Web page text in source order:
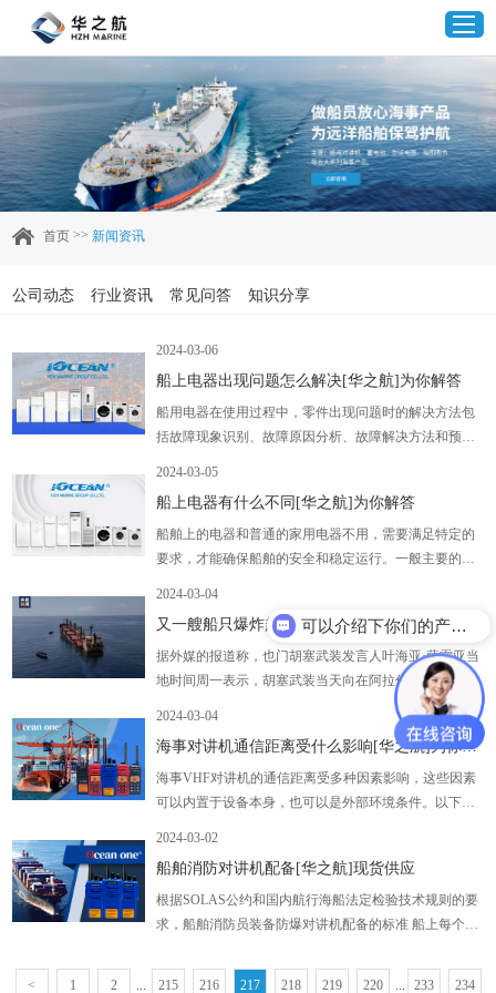
首页
产品中心
新闻资讯
首页 >>新闻资讯
公司动态 行业资讯 常见问答 知识分享
2024-03-06
船上电器出现问题怎么解决[华之航]为你解答
船用电器在使用过程中，零件出现问题时的解决方法包
括故障现象识别、故障原因分析、故障解决方法和预防
2024-03-05
船上电器有什么不同[华之航]为你解答
船舶上的电器和普通的家用电器不用，需要满足特定的
要求，才能确保船舶的安全和稳定运行。一般主要的要
2024-03-04
又一艘船只爆炸起火
据外媒的报道称，也门胡塞武装发言人叶海亚·萨雷亚当
地时间周一表示，胡塞武装当天向在阿拉伯海行驶的一
艘“以色列船只”发射了多枚导弹，并使用无人机和导弹
2024-03-04
海事对讲机通信距离受什么影响[华之航]为你解答
海事VHF对讲机的通信距离受多种因素影响，这些因素
可以内置于设备本身，也可以是外部环境条件。以下是
2024-03-02
船舶消防对讲机配备[华之航]现货供应
根据SOLAS公约和国内航行海船法定检验技术规则的要
求，船舶消防员装备防爆对讲机配备的标准 船上每个消
员的通信。这些无线电话机应为防爆型或本质安全型
< 1 2 ... 215 216 217 218 219 220 ... 233 234
可以介绍下你们的产品么？